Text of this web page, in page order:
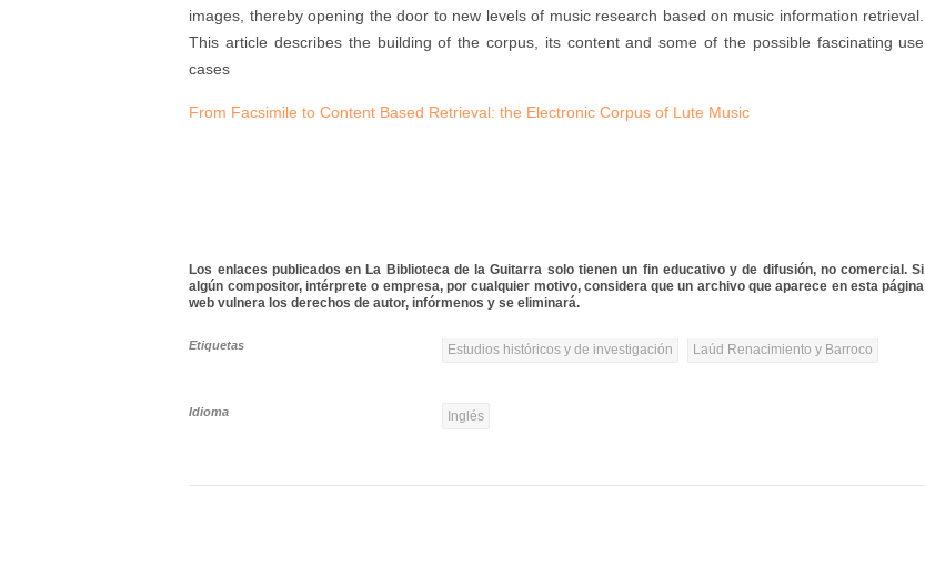
images, thereby opening the door to new levels of music research based on music information retrieval.
This article describes the building of the corpus, its content and some of the possible fascinating use
cases
From Facsimile to Content Based Retrieval: the Electronic Corpus of Lute Music
Los enlaces publicados en La Biblioteca de la Guitarra solo tienen un fin educativo y de difusión, no comercial. Si
algún compositor, intérprete o empresa, por cualquier motivo, considera que un archivo que aparece en esta página
web vulnera los derechos de autor, infórmenos y se eliminará.
Etiquetas Estudios históricos y de investigación Laúd Renacimiento y Barroco
Idioma Inglés